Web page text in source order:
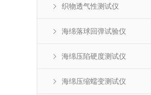
织物透气性测试仪
海绵落球回弹试验仪
海绵压陷硬度测试仪
海绵压缩蠕变测试仪